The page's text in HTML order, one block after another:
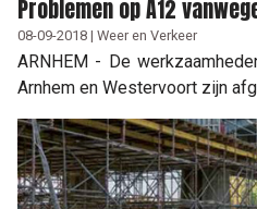
Problemen op A12
08-09-2018 | Weer en Verkeer
ARNHEM - De
Arnhem en Westervoort zijn